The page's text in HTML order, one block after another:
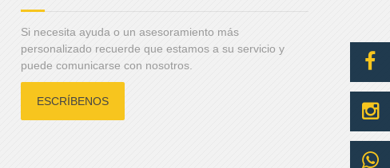
Si necesita ayuda o un asesoramiento más
personalizado recuerde que estamos a su servicio y
puede comunicarse con nosotros.
ESCRÍBENOS